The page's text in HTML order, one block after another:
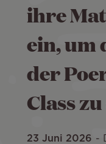
ihre
ein, um
der
Class
23 Juni 2026